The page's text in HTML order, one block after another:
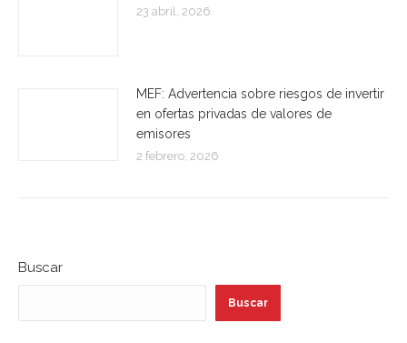
23 abril, 2026
MEF: Advertencia sobre riesgos de invertir
en ofertas privadas de valores de
emisores
2 febrero, 2026
Buscar
Buscar